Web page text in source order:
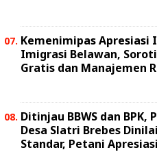
Kemenimipas Apresiasi
Imigrasi Belawan,
Gratis dan Manajemen
Ditinjau BBWS dan BPK,
Desa Slatri Brebes
Standar, Petani Apresiasi